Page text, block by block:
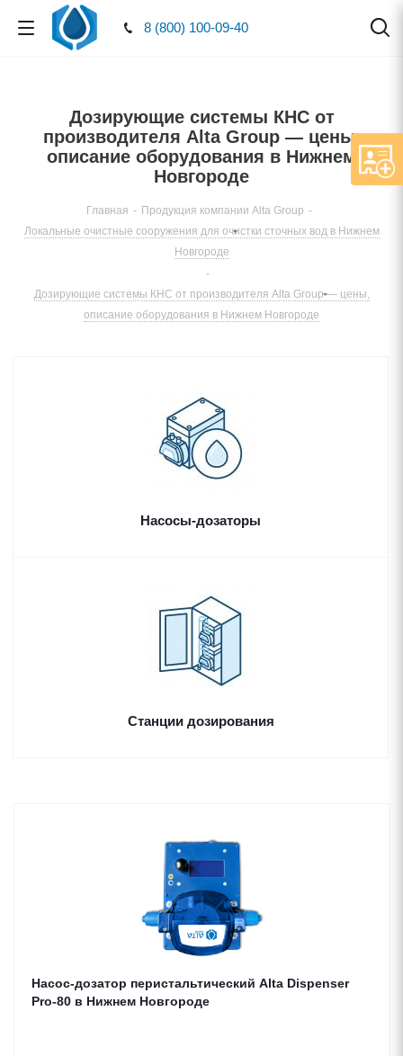
8 (800) 100-09-40
Дозирующие системы КНС от
производителя Alta Group — цены,
описание оборудования в Нижнем
Новгороде
Главная - Продукция компании Alta Group -
Локальные очистные сооружения для очистки сточных вод в Нижнем
Новгороде
-
Дозирующие системы КНС от производителя Alta Group — цены,
описание оборудования в Нижнем Новгороде
Насосы-дозаторы
Станции дозирования
Насос-дозатор перистальтический Alta Dispenser
Pro-80 в Нижнем Новгороде